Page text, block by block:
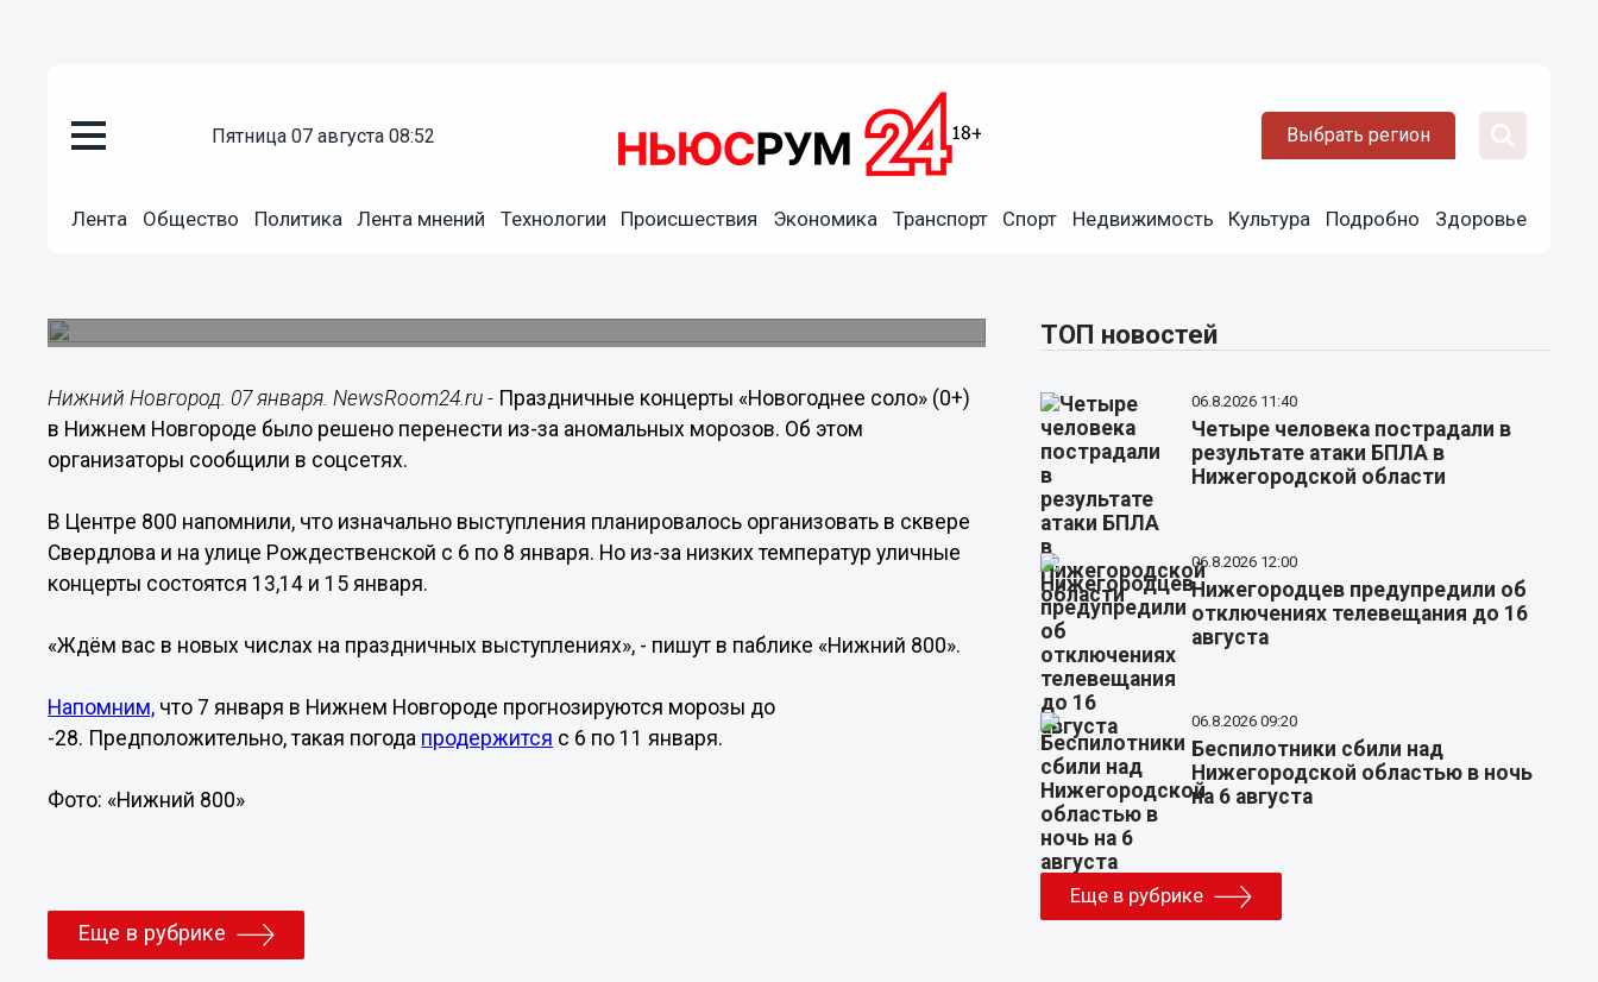
пятница 07 августа 08:52 Выбрать регион
Лента Общество Политика Лента мнений Технологии Происшествия Экономика Транспорт Спорт Недвижимость Культура Подробно Здоровье
Новогодние уличные концерты перенесли в Нижнем
Нижний Новгород. 07 января. NewsRoom24.ru - Праздничные концерты «Новогоднее соло» (0+)
в Нижнем Новгороде было решено перенести из-за аномальных морозов. Об этом
организаторы сообщили в соцсетях.
В Центре 800 напомнили, что изначально выступления планировалось организовать в сквере
Свердлова и на улице Рождественской с 6 по 8 января. Но из-за низких температур уличные
концерты состоятся 13,14 и 15 января.
«Ждём вас в новых числах на праздничных выступлениях», - пишут в паблике «Нижний 800».
Напомним, что 7 января в Нижнем Новгороде прогнозируются морозы до
-28. Предположительно, такая погода продержится с 6 по 11 января.
Фото: «Нижний 800»
Еще в рубрике
ТОП новостей
06.8.2026 11:40
Четыре человека пострадали в
результате атаки БПЛА в
Нижегородской области
06.8.2026 12:00
Нижегородцев предупредили об
отключениях телевещания до 16
августа
06.8.2026 09:20
Беспилотники сбили над
Нижегородской областью в ночь
на 6 августа
Еще в рубрике